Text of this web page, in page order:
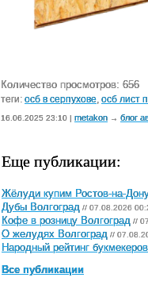
Количество просмотров: 656
теги: осб в серпухове осб лист
16.06.2025 23:10 | metakon → блог
Еще публикации:
Жёлуди купим Ростов-на-
Дубы Волгоград // 07.08.2026
Кофе в розницу Волгоград //
О желудях Волгоград //
Народный рейтинг
Все публикации